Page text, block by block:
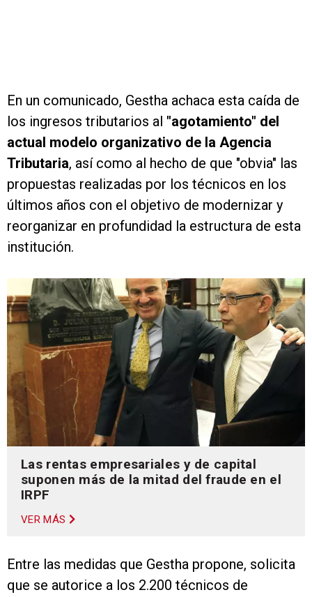
En un comunicado, Gestha achaca esta caída de
los ingresos tributarios al "agotamiento" del
actual modelo organizativo de la Agencia
Tributaria, así como al hecho de que "obvia" las
propuestas realizadas por los técnicos en los
últimos años con el objetivo de modernizar y
reorganizar en profundidad la estructura de esta
institución.
Las rentas empresariales y de capital
suponen más de la mitad del fraude en el
IRPF
VER MÁS
Entre las medidas que Gestha propone, solicita
que se autorice a los 2.200 técnicos de